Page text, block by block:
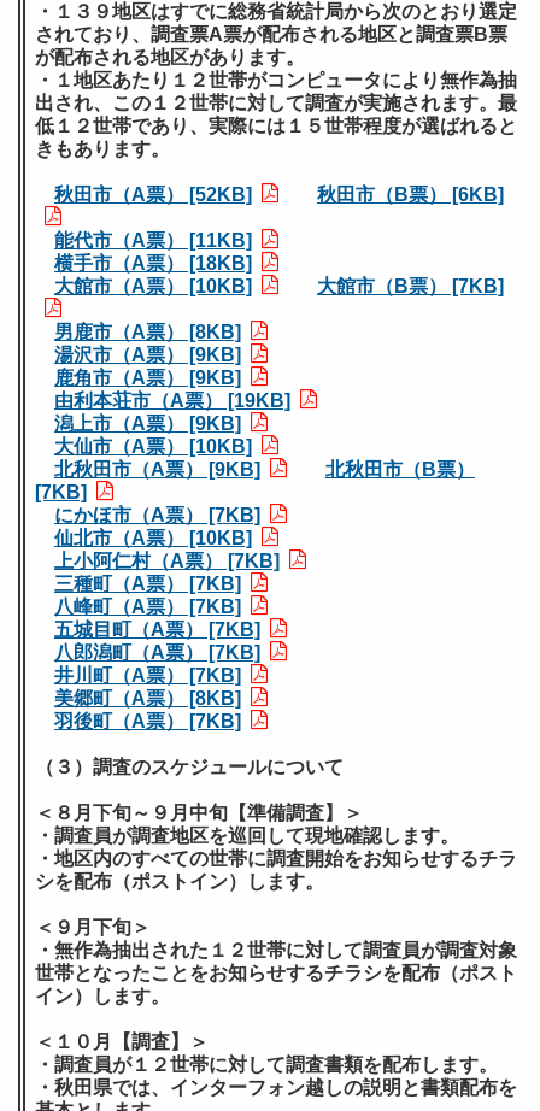
・１３９地区はすでに総務省統計局から次のとおり選定
されており、調査票A票が配布される地区と調査票B票
が配布される地区があります。
・１地区あたり１２世帯がコンピュータにより無作為抽
出され、この１２世帯に対して調査が実施されます。最
低１２世帯であり、実際には１５世帯程度が選ばれると
きもあります。
秋田市（A票） [52KB] 秋田市（B票） [6KB]
能代市（A票） [11KB]
横手市（A票） [18KB]
大館市（A票） [10KB]
大館市（B票） [7KB]
男鹿市（A票） [8KB]
湯沢市（A票） [9KB]
鹿角市（A票） [9KB]
由利本荘市（A票） [19KB]
潟上市（A票） [9KB]
大仙市（A票） [10KB]
北秋田市（A票） [9KB]
北秋田市（B票）
[7KB]
にかほ市（A票） [7KB]
仙北市（A票） [10KB]
上小阿仁村（A票） [7KB]
三種町（A票） [7KB]
八峰町（A票） [7KB]
五城目町（A票） [7KB]
八郎潟町（A票） [7KB]
井川町（A票） [7KB]
美郷町（A票） [8KB]
羽後町（A票） [7KB]
（３）調査のスケジュールについて
＜８月下旬～９月中旬【準備調査】＞
・調査員が調査地区を巡回して現地確認します。
・地区内のすべての世帯に調査開始をお知らせするチラ
シを配布（ポストイン）します。
＜９月下旬＞
・無作為抽出された１２世帯に対して調査員が調査対象
世帯となったことをお知らせするチラシを配布（ポスト
イン）します。
＜１０月【調査】＞
・調査員が１２世帯に対して調査書類を配布します。
・秋田県では、インターフォン越しの説明と書類配布を